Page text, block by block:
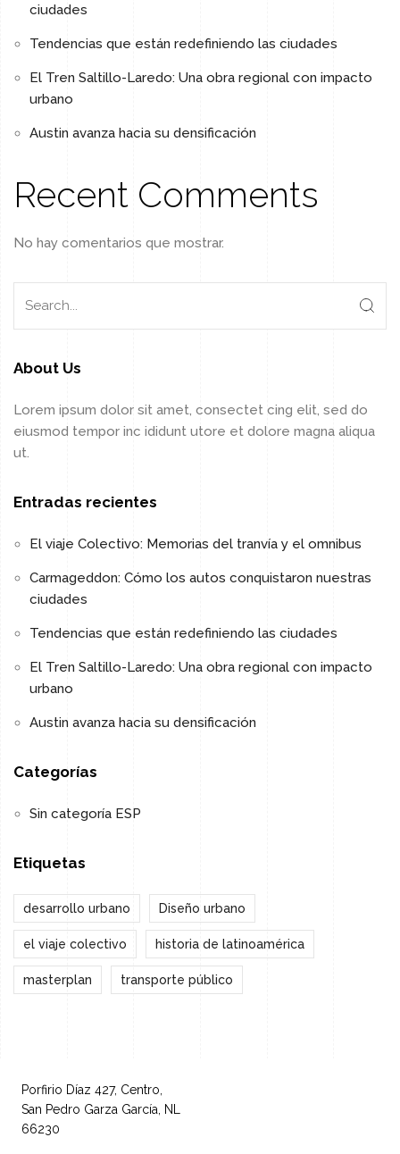
ciudades
Tendencias que están redefiniendo las ciudades
El Tren Saltillo-Laredo: Una obra regional con impacto
urbano
Austin avanza hacia su densificación
Recent Comments
No hay comentarios que mostrar.
About Us
Lorem ipsum dolor sit amet, consectet cing elit, sed do
eiusmod tempor inc ididunt utore et dolore magna aliqua
ut.
Entradas recientes
El viaje Colectivo: Memorias del tranvía y el omnibus
Carmageddon: Cómo los autos conquistaron nuestras
ciudades
Tendencias que están redefiniendo las ciudades
El Tren Saltillo-Laredo: Una obra regional con impacto
urbano
Austin avanza hacia su densificación
Categorías
Sin categoría ESP
Etiquetas
desarrollo urbano Diseño urbano
el viaje colectivo historia de latinoamérica
masterplan transporte público
Porfirio Díaz 427, Centro,
San Pedro Garza García, NL
66230